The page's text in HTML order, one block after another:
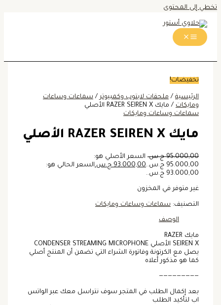
تخطي إلى المحتوى
تخفيضات!
الرئيسية /ملحقات لابتوب وكمبيوتر/سماعات وساعات
ومايكات / مايك RAZER SEIREN X الأصلي
سماعات وساعات ومايكات
مايك RAZER SEIREN X الأصلي
95.000,00 ج.س. السعر الأصلي هو:
95.000,00 ج.س..
93.000,00 ج.س.السعر الحالي هو:
93.000,00 ج.س..
غير متوفر في المخزون
التصنيف: سماعات وساعات ومايكات
الوصف
مايك RAZER
SEIREN X الأصلي CONDENSER STREAMING MICROPHONE
يصل مع الكرتونة وفاتورة الشراء التي تضمن أن المنتج أصلي
كما هو مذكور أعلاه
—————————
بعد إكمال الطلب في المتجر سوف نتراسل معك عبر الواتس
اب لتأكيد الطلب